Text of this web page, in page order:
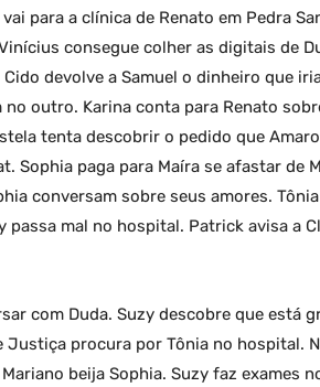
para a clínica de Renato em Pedra
consegue colher as digitais de
devolve a Samuel o dinheiro que
no outro. Karina conta para Renato
tenta descobrir o pedido que
Sophia paga para Maíra se afastar de
conversam sobre seus amores.
passa mal no hospital. Patrick avisa a
com Duda. Suzy descobre que está
Justiça procura por Tônia no hospital.
beija Sophia. Suzy faz exames